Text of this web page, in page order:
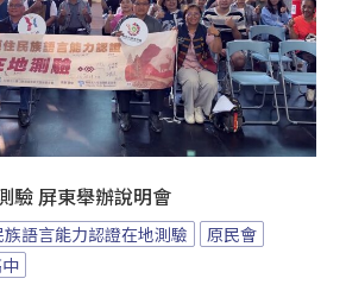
驗 屏東舉辦說明會
語言能力認證在地測驗
原民會